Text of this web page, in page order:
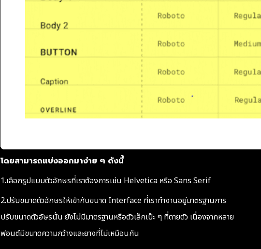
โดยสามารถแบ่งออกมาง่าย ๆ ดังนี้
1.เลือกรูปแบบตัวอักษรที่เราต้องการเช่น Helvetica หรือ Sans Serif
2.ปรับขนาดตัวอักษรให้เข้ากับขนาด Interface ที่เราทำงานอยู่มาตรฐานการ
ปรับขนาดตัวอัษรนั้น ยังไม่มีมาตรฐานหรือตัวเล็กเป๊ะ ๆ ที่ตายตัว เนื่องจากหลาย
ฟอนต์มีขนาดความกว้างและยางที่ไม่เหมือนกัน